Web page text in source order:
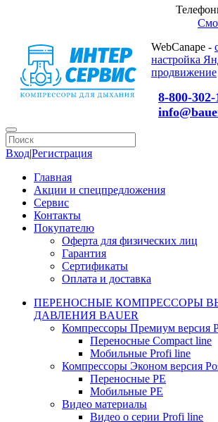
WebCanape -
настройка
продвижение
8-800-302-
Вход|Регистрация
Главная
Акции и спецпредложения
Сервис
Контакты
Покупателю
Оферта для физических лиц
Гарантия
Сертификаты
Оплата и доставка
ПЕРЕНОСНЫЕ КОМПРЕССОРЫ
ДАВЛЕНИЯ BAUER
Компрессоры Премиум версия
Переносные Compact line
Мобильные Profi line
Компрессоры Эконом версия
Переносные PE
Мобильные PE
Видео материалы
Видео о серии Profi line